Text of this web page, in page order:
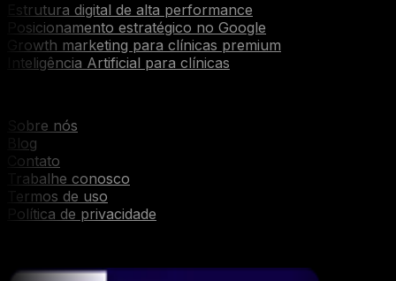
Estrutura digital de alta performance
Posicionamento estratégico no Google
Growth marketing para clínicas premium
Inteligência Artificial para clínicas
Sobre nós
Blog
Contato
Trabalhe conosco
Termos de uso
Política de privacidade